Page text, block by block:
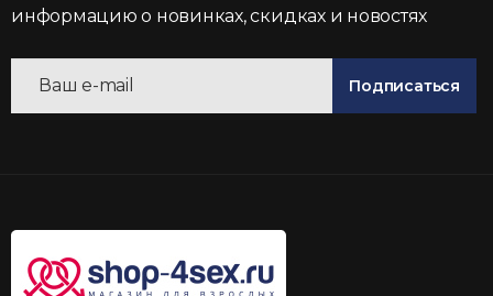
информацию о новинках, скидках и новостях
Подписаться